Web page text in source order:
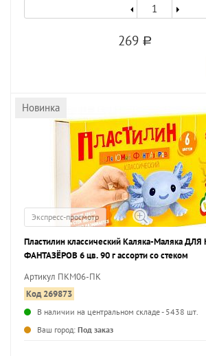
269 a
Новинка
Экспресс-просмотр
Пластилин классический Каляка-Маляка
ФАНТАЗЁРОВ 6 цв. 90 г ассорти со стеком
Артикул ПКМ06-ПК
Код 269873
В наличии на центральном складе - 5438 шт.
Ваш город: Под заказ